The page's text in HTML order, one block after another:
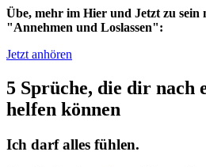
Übe, mehr im Hier und Jetzt zu
"Annehmen und Loslassen":
Jetzt anhören
5 Sprüche, die dir nach
helfen können
Ich darf alles fühlen.